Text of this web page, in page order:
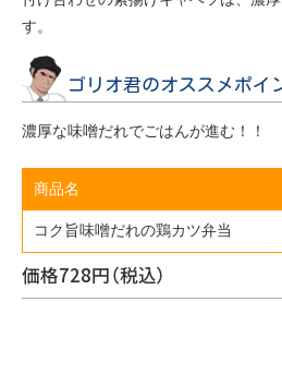
す。
ゴリオ君のオススメポイ
濃厚な味噌だれでごはんが進む！！
商品名
コク旨味噌だれの鶏カツ弁当
価格728円（税込）